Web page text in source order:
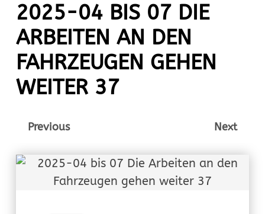
2025-04 BIS 07 DIE
ARBEITEN AN DEN
FAHRZEUGEN GEHEN
WEITER 37
Previous Next